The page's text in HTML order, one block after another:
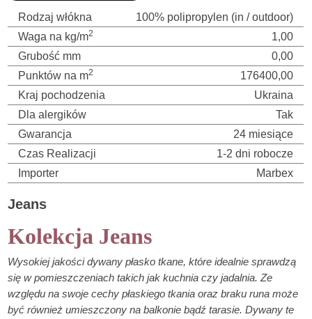
Rodzaj włókna
100% polipropylen (in / outdoor)
Waga na kg/m2
1,00
Grubość mm
0,00
Punktów na m2
176400,00
Kraj pochodzenia
Ukraina
Dla alergików
Tak
Gwarancja
24 miesiące
Czas Realizacji
1-2 dni robocze
Importer
Marbex
Jeans
Kolekcja Jeans
Wysokiej jakości dywany płasko tkane, które idealnie sprawdzą
się w pomieszczeniach takich jak kuchnia czy jadalnia. Ze
względu na swoje cechy płaskiego tkania oraz braku runa może
być również umieszczony na balkonie bądź tarasie. Dywany te